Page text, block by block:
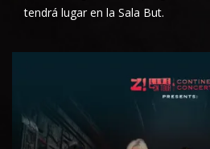
tendrá lugar en la Sala But.